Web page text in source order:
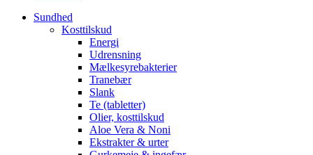
Sundhed
Kosttilskud
Energi
Udrensning
Mælkesyrebakterier
Tranebær
Slank
Te (tabletter)
Olier, kosttilskud
Aloe Vera & Noni
Ekstrakter & urter